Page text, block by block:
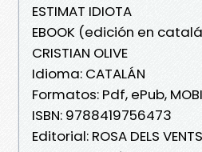
ESTIMAT IDIOTA
EBOOK (edición en
CRISTIAN OLIVE
Idioma: CATALÁN
Formatos: Pdf, ePub,
ISBN: 9788419756473
Editorial: ROSA DELS VENTS